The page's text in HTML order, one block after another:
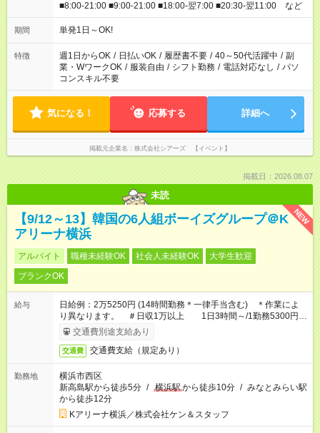
■8:00-21:00 ■9:00-21:00 ■18:00-翌7:00 ■20:30-翌11:00 など
期間 単発1日～OK!
特徴 週1日からOK / 日払いOK / 履歴書不要 / 40～50代活躍中 / 副
業・WワークOK / 服装自由 / シフト勤務 / 電話対応なし / パソ
コンスキル不要
気になる！ 応募する 詳細へ
掲載元企業名 株式会社シアーズ 【イベント】
掲載日：2026.08.07
未読
NEW
【9/12～13】韓国の6人組ボーイズグループ＠K
アリーナ横浜
アルバイト 職種未経験OK 社会人未経験OK
大学生歓迎
ブランクOK
給与
日給例：2万5250円 (14時間勤務＊一律手当含む) ＊作業によ
り異なります。 ＃日収1万以上 1日3時間～/1勤務5300円～
もございます
交通費別途支給あり
交通費 交通費支給（規定あり）
勤務地
横浜市西区
新高島駅から徒歩5分 / 横浜駅から徒歩10分 / みなとみらい駅
から徒歩12分
Kアリーナ横浜／株式会社ケン＆スタッフ